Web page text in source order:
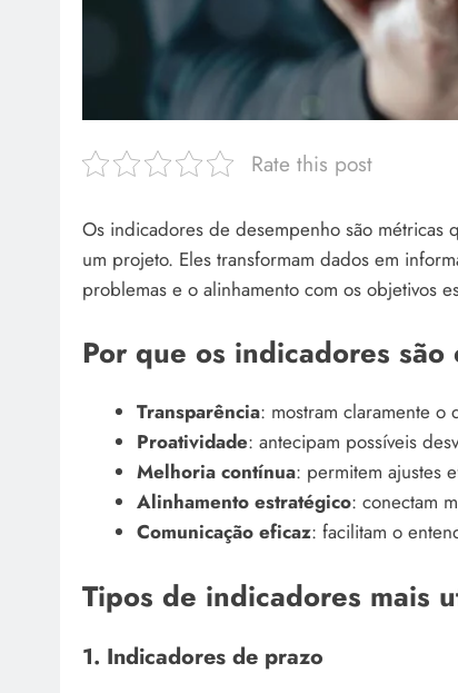
Rate this post
Os indicadores de desempenho são métricas
um projeto. Eles transformam dados em
problemas e o alinhamento com os objetivos
Por que os indicadores são
Transparência: mostram claramente o
Proatividade: antecipam possíveis
Melhoria contínua: permitem ajustes
Alinhamento estratégico: conectam
Comunicação eficaz: facilitam o
Tipos de indicadores mais
1. Indicadores de prazo